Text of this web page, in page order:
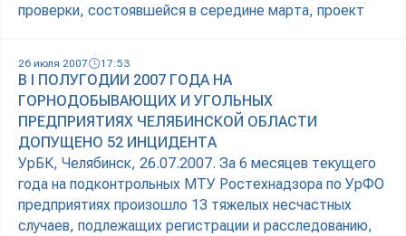
проверки, состоявшейся в середине марта, проект
26 июля 2007 17:53
В I ПОЛУГОДИИ 2007 ГОДА НА
ГОРНОДОБЫВАЮЩИХ И УГОЛЬНЫХ
ПРЕДПРИЯТИЯХ ЧЕЛЯБИНСКОЙ ОБЛАСТИ
ДОПУЩЕНО 52 ИНЦИДЕНТА
УрБК, Челябинск, 26.07.2007. За 6 месяцев текущего
года на подконтрольных МТУ Ростехнадзора по УрФО
предприятиях произошло 13 тяжелых несчастных
случаев, подлежащих регистрации и расследованию,